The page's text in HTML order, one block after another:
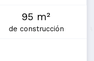
95 m²
de construcción